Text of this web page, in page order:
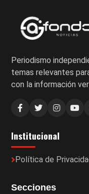
Periodismo
temas relevantes
con la información
Institucional
Política de
Secciones